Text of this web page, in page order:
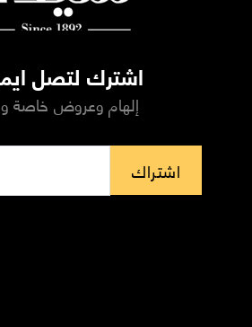
اشترك لتصل
إلهام وعروض خاصة
اشتراك